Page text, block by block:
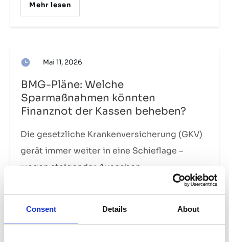
Consent Details About
Mehr lesen
Mai 11, 2026
BMG-Pläne: Welche
Sparmaßnahmen könnten
Finanznot der Kassen beheben?
Die gesetzliche Krankenversicherung (GKV)
gerät immer weiter in eine Schieflage –
wegen steigender Ausgaben,